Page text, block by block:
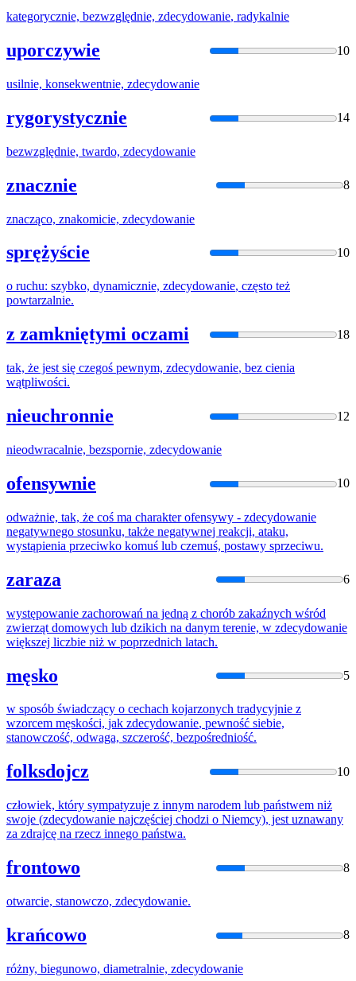
kategorycznie, bezwzględnie, zdecydowanie, radykalnie
uporczywie 10
usilnie, konsekwentnie, zdecydowanie
rygorystycznie 14
bezwzględnie, twardo, zdecydowanie
znacznie 8
znacząco, znakomicie, zdecydowanie
sprężyście 10
o ruchu: szybko, dynamicznie, zdecydowanie, często też
powtarzalnie.
z zamkniętymi oczami 18
tak, że jest się czegoś pewnym, zdecydowanie, bez cienia
wątpliwości.
nieuchronnie 12
nieodwracalnie, bezspornie, zdecydowanie
ofensywnie 10
odważnie, tak, że coś ma charakter ofensywy - zdecydowanie
negatywnego stosunku, także negatywnej reakcji, ataku,
wystąpienia przeciwko komuś lub czemuś, postawy sprzeciwu.
zaraza 6
występowanie zachorowań na jedną z chorób zakaźnych wśród
zwierząt domowych lub dzikich na danym terenie, w zdecydowanie
większej liczbie niż w poprzednich latach.
męsko 5
w sposób świadczący o cechach kojarzonych tradycyjnie z
wzorcem męskości, jak zdecydowanie, pewność siebie,
stanowczość, odwaga, szczerość, bezpośredniość.
folksdojcz 10
człowiek, który sympatyzuje z innym narodem lub państwem niż
swoje (zdecydowanie najczęściej chodzi o Niemcy), jest uznawany
za zdrajcę na rzecz innego państwa.
frontowo 8
otwarcie, stanowczo, zdecydowanie.
krańcowo 8
różny, biegunowo, diametralnie, zdecydowanie